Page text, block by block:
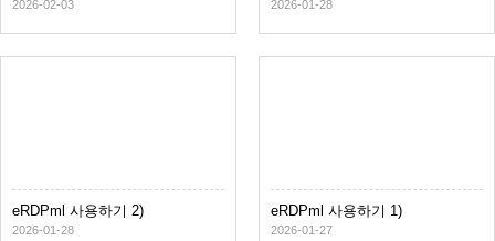
2026-02-03 2026-01-28
eRDPml 사용하기 2)
2026-01-28
eRDPml 사용하기 1)
2026-01-27